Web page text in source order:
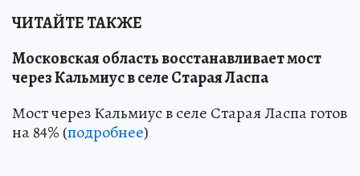
ЧИТАЙТЕ ТАКЖЕ
Московская область восстанавливает мост
через Кальмиус в селе Старая Ласпа
Мост через Кальмиус в селе Старая Ласпа готов
на 84% (подробнее)